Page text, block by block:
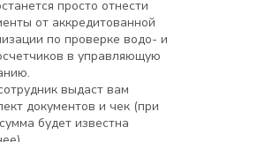
просто отнести
от аккредитованной
по проверке водо- и
в управляющую
выдаст вам
документов и чек (при
будет известна